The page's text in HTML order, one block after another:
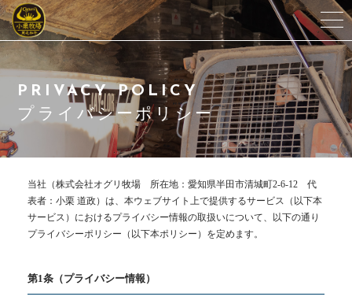
オグリ牧場について
代表紹介
生産のこだわり
アクセス
よくある質問
小栗和牛指定取扱店
PRIVACY POLICY
プライバシーポリシー
当社（株式会社オグリ牧場 所在地：愛知県半田市清城町2-6-12 代
表者：小栗 道政）は、本ウェブサイト上で提供するサービス（以下本
サービス）におけるプライバシー情報の取扱いについて、以下の通り
プライバシーポリシー（以下本ポリシー）を定めます。
第1条（プライバシー情報）